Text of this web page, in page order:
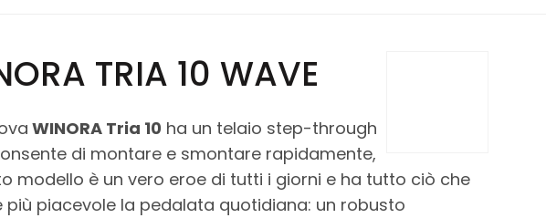
TRIA 10 WAVE
WINORA Tria 10 ha un telaio step-through
di montare e smontare rapidamente,
modello è un vero eroe di tutti i giorni e ha tutto ciò che
più piacevole la pedalata quotidiana: un robusto